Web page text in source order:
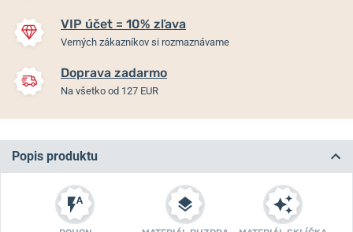
VIP účet = 10% zľava
Verných zákazníkov si rozmaznávame
Doprava zadarmo
Na všetko od 127 EUR
Popis produktu